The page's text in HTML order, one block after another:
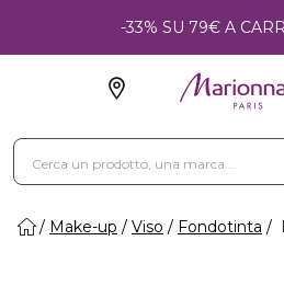
-33% SU 79€ A
Make-up Viso Fondotinta